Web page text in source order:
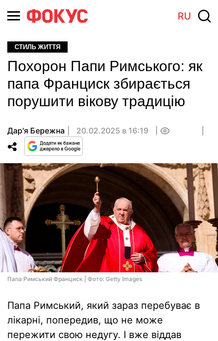
RU
СТИЛЬ ЖИТТЯ
Похорон Папи Римського: як
папа Франциск збирається
порушити вікову традицію
Дар'я Бережна 20.02.2025 в 16:19
Папа Римський Франциск | Фото: Getty Images
Папа Римський, який зараз перебуває в
лікарні, попередив, що не може
пережити свою недугу. І вже віддав